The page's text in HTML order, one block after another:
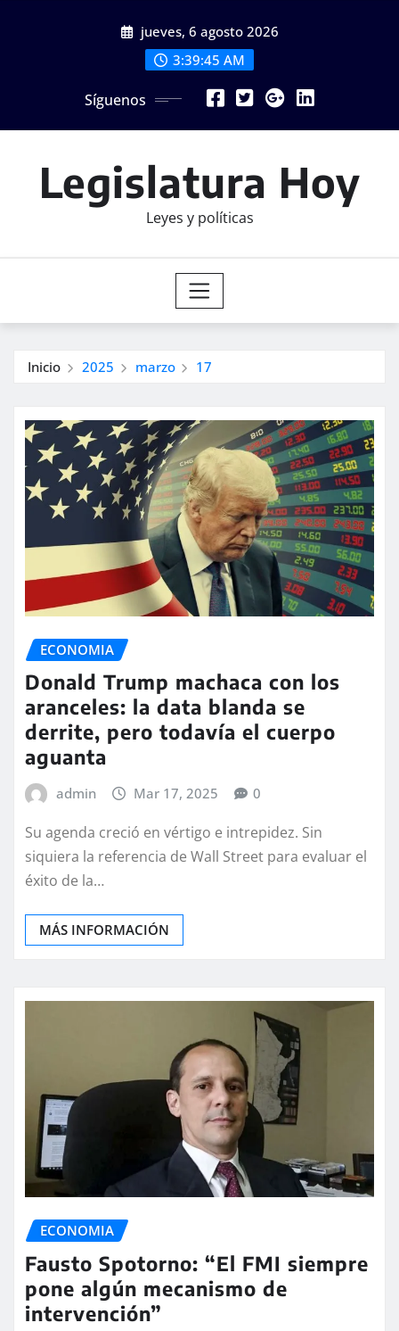
jueves, 6 agosto 2026
3:39:45 AM
Síguenos
Legislatura Hoy
Leyes y políticas
Inicio 2025 marzo 17
ECONOMIA
Donald Trump machaca con los
aranceles: la data blanda se
derrite, pero todavía el cuerpo
aguanta
admin Mar 17, 2025 0
Su agenda creció en vértigo e intrepidez. Sin
siquiera la referencia de Wall Street para evaluar el
éxito de la…
MÁS INFORMACIÓN
ECONOMIA
Fausto Spotorno: “El FMI siempre
pone algún mecanismo de
intervención”